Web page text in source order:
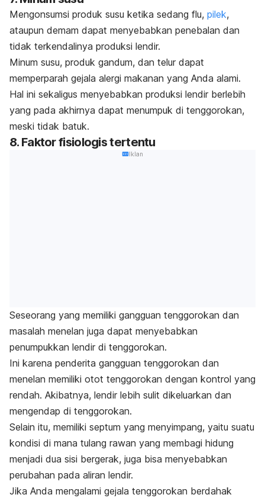
Mengonsumsi produk susu ketika sedang flu, pilek,
ataupun demam dapat menyebabkan penebalan dan
tidak terkendalinya produksi lendir.
Minum susu, produk gandum, dan telur dapat
memperparah gejala alergi makanan yang Anda alami.
Hal ini sekaligus menyebabkan produksi lendir berlebih
yang pada akhirnya dapat menumpuk di tenggorokan,
meski tidak batuk.
8. Faktor fisiologis tertentu
Iklan
Seseorang yang memiliki gangguan tenggorokan dan
masalah menelan juga dapat menyebabkan
penumpukkan lendir di tenggorokan.
Ini karena penderita gangguan tenggorokan dan
menelan memiliki otot tenggorokan dengan kontrol yang
rendah. Akibatnya, lendir lebih sulit dikeluarkan dan
mengendap di tenggorokan.
Selain itu, memiliki septum yang menyimpang, yaitu suatu
kondisi di mana tulang rawan yang membagi hidung
menjadi dua sisi bergerak, juga bisa menyebabkan
perubahan pada aliran lendir.
Jika Anda mengalami gejala tenggorokan berdahak